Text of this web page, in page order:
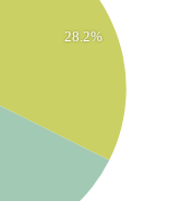
28.2%